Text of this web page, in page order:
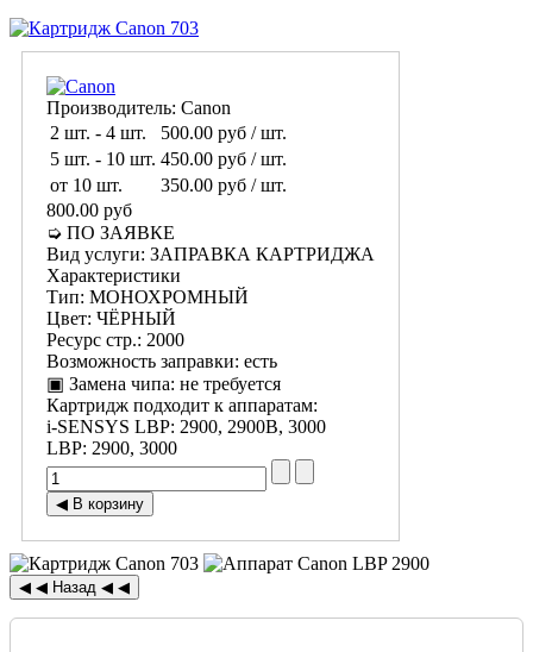
Производитель: Canon
2 шт. - 4 шт. 500.00 руб / шт.
5 шт. - 10 шт. 450.00 руб / шт.
от 10 шт.
350.00 руб / шт.
800.00 руб
➭ ПО ЗАЯВКЕ
Вид услуги: ЗАПРАВКА КАРТРИДЖА
Характеристики
Тип: МОНОХРОМНЫЙ
Цвет: ЧЁРНЫЙ
Ресурс стр.: 2000
Возможность заправки: есть
▣ Замена чипа: не требуется
Картридж подходит к аппаратам:
i-SENSYS LBP: 2900, 2900B, 3000
LBP: 2900, 3000